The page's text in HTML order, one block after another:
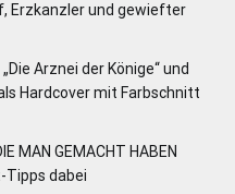
Erzkanzler und gewiefter
Arznei der Könige“ und
Hardcover mit Farbschnitt
MAN GEMACHT HABEN
Tipps dabei